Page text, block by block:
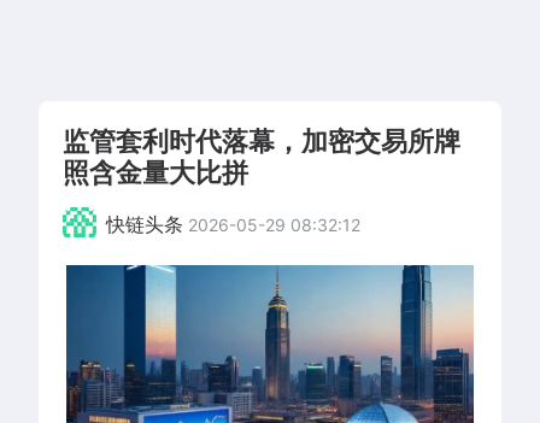
监管套利时代落幕，加密交易所牌
照含金量大比拼
快链头条 2026-05-29 08:32:12